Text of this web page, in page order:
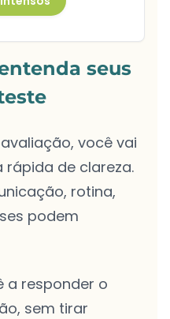
seus
você vai
de clareza.
rotina,
podem
a responder o
sem tirar